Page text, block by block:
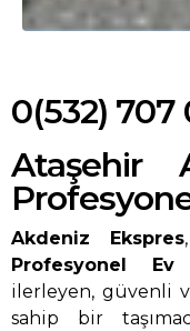
0(532) 707
Ataşehir
Akdeniz Ekspres
Profesyonel Ev
ilerleyen, güvenli
sahip bir